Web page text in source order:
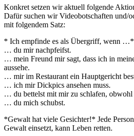
Konkret setzen wir aktuell folgende
Dafür suchen wir Videobotschaften und/
mit folgendem Satz:
* Ich empfinde es als Übergriff, wenn …*
… du mir nachpfeifst.
… mein Freund mir sagt, dass ich in
aussehe.
… mir im Restaurant ein Hauptgericht
… ich mir Dickpics ansehen muss.
… du bettelst mit mir zu schlafen, obwohl
… du mich schubst.
*Gewalt hat viele Gesichter!* Jede
Gewalt einsetzt, kann Leben retten.